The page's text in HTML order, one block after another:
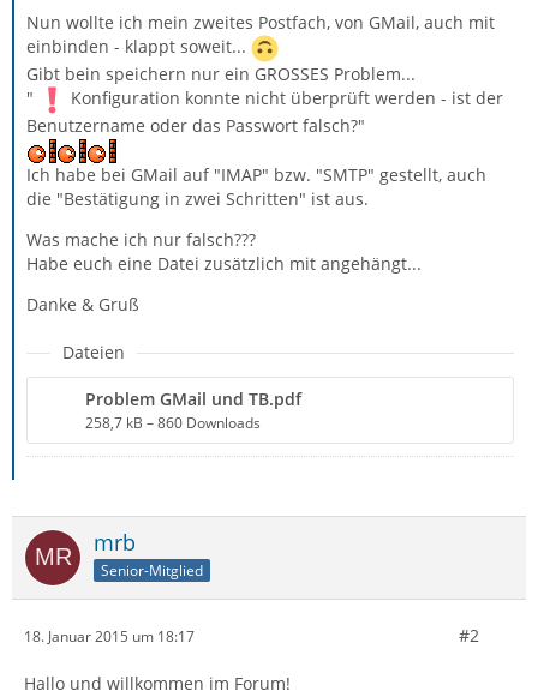
Nun wollte ich mein zweites Postfach, von GMail, auch mit
einbinden - klappt soweit...
Gibt bein speichern nur ein GROSSES Problem...
"
Konfiguration konnte nicht überprüft werden - ist der
Benutzername oder das Passwort falsch?"
Ich habe bei GMail auf "IMAP" bzw. "SMTP" gestellt, auch
die "Bestätigung in zwei Schritten" ist aus.
Was mache ich nur falsch???
Habe euch eine Datei zusätzlich mit angehängt...
Danke & Gruß
Dateien
Problem GMail und TB.pdf
258,7 kB – 860 Downloads
mrb
Senior-Mitglied
18. Januar 2015 um 18:17 #2
Hallo und willkommen im Forum!